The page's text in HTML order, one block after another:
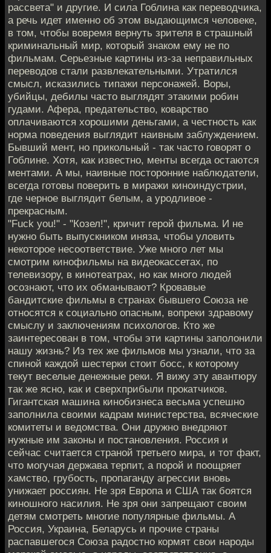
рассвета" и другие. И сила Гоблина как переводчика,
а речь идет именно об этом выдающимся человеке,
в том, чтобы вовремя вернуть зрителя в страшный
криминальный мир, который знаком ему не по
фильмам. Серьезные картины из-за неправильных
переводов стали развлекательными. Утратился
смысл, исказились типажи персонажей. Воры,
убийцы, дебилы часто выглядят этакими робин
гудами. Афера, предательство, коварство
оплачиваются хорошими деньгами, а честность как
норма поведения выглядит наивным заблуждением.
Бывший мент, но прикольный - так часто говорят о
Гоблине. Хотя, как известно, менты всегда остаются
ментами. А мы, наивные посторонние наблюдатели,
всегда готовы поверить в миражи киноиндустрии,
где черное выглядит белым, а уродливое -
прекрасным.
"Fuck you!" - "Козел!", кричит герой фильма. И не
нужно быть выпускником иняза, чтобы уловить
некоторое несоответствие. Уже много лет мы
смотрим кинофильмы на видеокассетах, по
телевизору, в кинотеатрах, но как много людей
осознают, что их обманывают? Кровавые
бандитские фильмы в странах бывшего Союза не
относятся к социально опасным, вопреки здравому
смыслу и заключениям психологов. Кто же
заинтересован в том, чтобы эти картины заполонили
нашу жизнь? Из тех же фильмов мы узнали, что за
спиной каждой шестерки стоит босс, к которому
текут веселые денежные реки. Я вижу эту авантюру
так же ясно, как и сверхприбыли прокатчиков.
Гигантская машина кинобизнеса весьма успешно
заполнила своими кадрам министерства, всяческие
комитеты и ведомства. Они дружно внедряют
нужные им законы и постановления. Россия и
сейчас считается страной третьего мира, и тот факт,
что могучая держава терпит, а порой и поощряет
хамство, грубость, пропаганду агрессии вновь
унижает россиян. Не зря Европа и США так боятся
киношного насилия. Не зря они запрещают своим
детям смотреть многие популярные фильмы. А
Россия, Украина, Беларусь и прочие страны
распавшегося Союза радостно кормят свои народы